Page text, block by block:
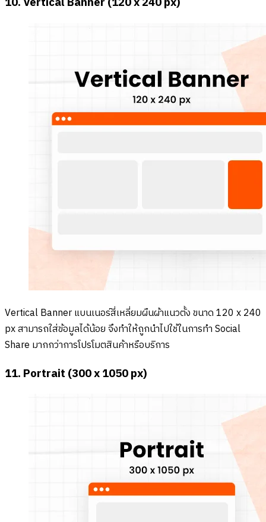
Vertical Banner แบนเนอร์สี่เหลี่ยมผืนผ้าแนวตั้ง ขนาด 120 x 240
px สามารถใส่ข้อมูลได้น้อย จึงทำให้ถูกนำไปใช้ในการทำ Social
Share มากกว่าการโปรโมตสินค้าหรือบริการ
11. Portrait (300 x 1050 px)